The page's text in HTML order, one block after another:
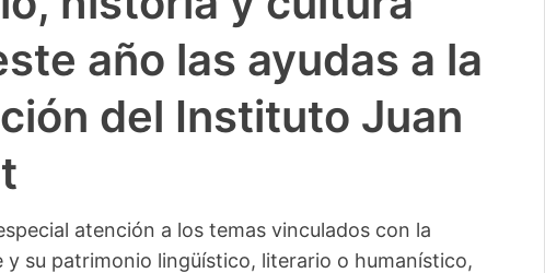
año las ayudas a la
del Instituto Juan
atención a los temas vinculados con la
y su patrimonio lingüístico, literario o humanístico,